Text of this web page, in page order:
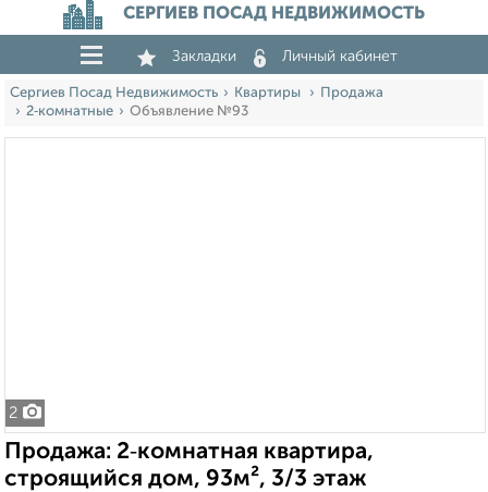
СЕРГИЕВ ПОСАД НЕДВИЖИМОСТЬ
Закладки Личный кабинет
Сергиев Посад Недвижимость Квартиры
Продажа
2‑комнатные
Объявление №93
2
Продажа: 2‑комнатная квартира,
строящийся дом, 93м², 3/3 этаж